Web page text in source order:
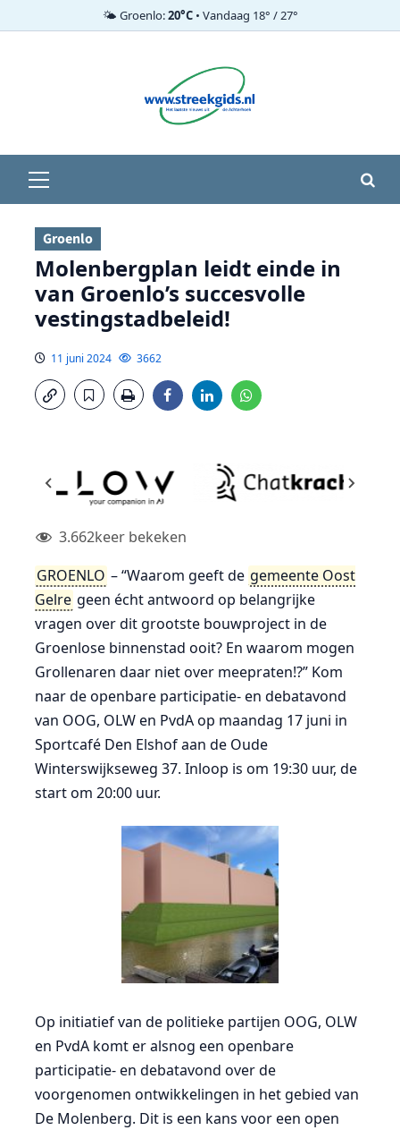
🌤️ Groenlo:20°C• Vandaag 18° / 27°
menu
Groenlo
Molenbergplan leidt einde in
van Groenlo’s succesvolle
vestingstadbeleid!
11 juni 2024 3662
3.662keer bekeken
GROENLO – “Waarom geeft de gemeente Oost
Gelre geen écht antwoord op belangrijke
vragen over dit grootste bouwproject in de
Groenlose binnenstad ooit? En waarom mogen
Grollenaren daar niet over meepraten!?” Kom
naar de openbare participatie- en debatavond
van OOG, OLW en PvdA op maandag 17 juni in
Sportcafé Den Elshof aan de Oude
Winterswijkseweg 37. Inloop is om 19:30 uur, de
start om 20:00 uur.
Op initiatief van de politieke partijen OOG, OLW
en PvdA komt er alsnog een openbare
participatie- en debatavond over de
voorgenomen ontwikkelingen in het gebied van
De Molenberg. Dit is een kans voor een open